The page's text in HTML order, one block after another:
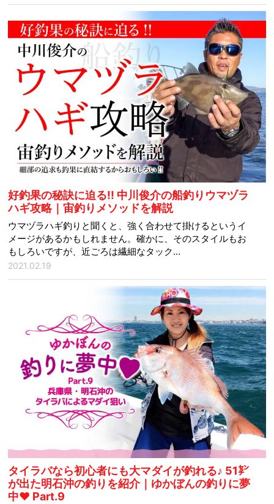
好釣果の秘訣に迫る!! 中川俊介の船釣りウマヅラ
ハギ攻略｜宙釣りメソッドを解説
ウマヅラハギ釣りと聞くと、強く合わせて掛けるというイ
メージがあるかもしれません。確かに、そのスタイルもお
もしろいですが、近ごろは繊細なタック…
2021.02.19
タイラバなら初心者にも大マダイが釣れる♪ 51㌢
が出た明石沖の釣りを紹介｜ゆかぼんの釣りに夢
中♥ Part.9